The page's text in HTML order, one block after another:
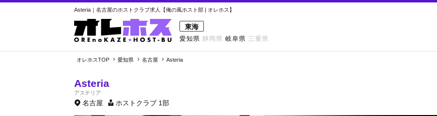
Asteria｜名古屋のホストクラブ求人【俺の風ホスト部 | オレホス】
東海
愛知県 静岡県 岐阜県 三重県
オレホスTOP 愛知県 名古屋 Asteria
Asteria
アステリア
名古屋 ホストクラブ 1部